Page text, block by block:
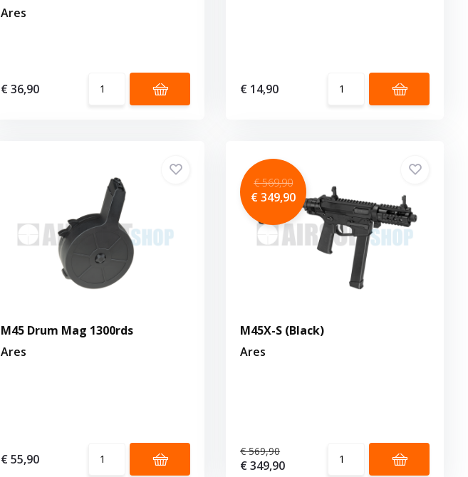
Ares
€ 36,90 € 14,90
M45 Drum Mag 1300rds
Ares
€ 55,90
€ 569,90
€ 349,90
M45X-S (Black)
Ares
€ 569,90
€ 349,90